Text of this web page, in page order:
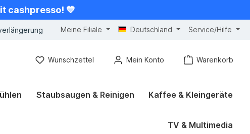
cashpresso! 💙
Meine Filiale Deutschland Service/Hilfe
Wunschzettel Mein Konto Warenkorb
Staubsaugen & Reinigen Kaffee & Kleingeräte
TV & Multimedia